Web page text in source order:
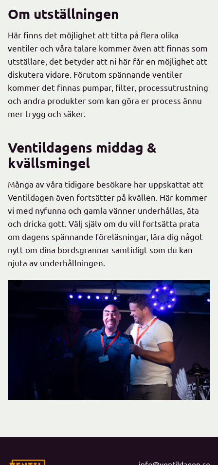
Om utställningen
Här finns det möjlighet att titta på flera olika
ventiler och våra talare kommer även att finnas som
utställare, det betyder att ni här får en möjlighet att
diskutera vidare. Förutom spännande ventiler
kommer det finnas pumpar, filter, processutrustning
och andra produkter som kan göra er process ännu
mer trygg och säker.
Ventildagens middag &
kvällsmingel
Många av våra tidigare besökare har uppskattat att
Ventildagen även fortsätter på kvällen. Här kommer
vi med nyfunna och gamla vänner underhållas, äta
och dricka gott. Välj själv om du vill fortsätta prata
om dagens spännande föreläsningar, lära dig något
nytt om dina bordsgrannar samtidigt som du kan
njuta av underhållningen.